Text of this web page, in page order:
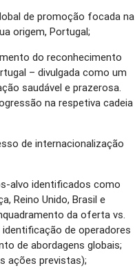
de promoção focada na
origem, Portugal;
do reconhecimento
– divulgada como um
saudável e prazerosa.
na respetiva cadeia
de internacionalização
alvo identificados como
Reino Unido, Brasil e
da oferta vs.
de operadores
de abordagens globais;
ações previstas);